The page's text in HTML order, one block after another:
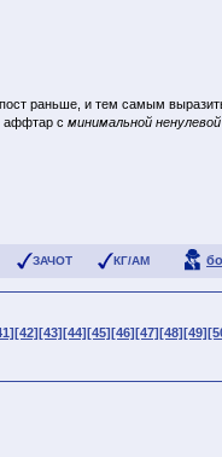
раньше, и тем самым
аффтар с минимальной
ЗАЧОТ КГ/АМ
[42][43][44][45][46][47][48][49]